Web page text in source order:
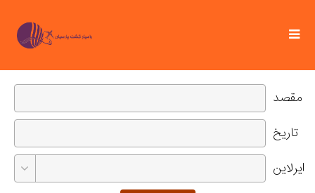
مقصد
تاریخ
ایرلاین